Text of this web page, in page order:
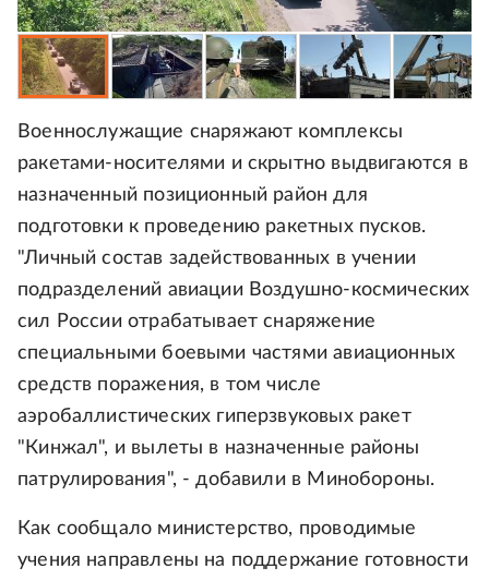
Военнослужащие снаряжают комплексы
ракетами-носителями и скрытно выдвигаются в
назначенный позиционный район для
подготовки к проведению ракетных пусков.
"Личный состав задействованных в учении
подразделений авиации Воздушно-космических
сил России отрабатывает снаряжение
специальными боевыми частями авиационных
средств поражения, в том числе
аэробаллистических гиперзвуковых ракет
"Кинжал", и вылеты в назначенные районы
патрулирования", - добавили в Минобороны.
Как сообщало министерство, проводимые
учения направлены на поддержание готовности